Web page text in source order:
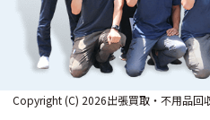
Copyright (C) 2026出張買取・不用品回